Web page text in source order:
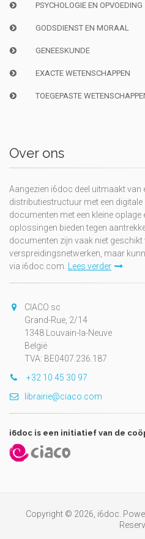
PSYCHOLOGIE EN OPVOEDING
GODSDIENST EN MORAAL
GENEESKUNDE
EXACTE WETENSCHAPPEN
TOEGEPASTE
Over ons
Aangezien i6doc deel uitmaakt van
distributiestructuur met een
documenten met een kleine
oplossingen bieden tegen
documenten zijn vaak niet
verspreidingsnetwerken, maar
via i6doc.com. Lees verder
CIACO sc
Grand-Rue, 2/14
1348 Louvain-la-Neuve
België
TVA: BE0407.236.187
+32 10 45 30 97
librairie@ciaco.com
i6doc is een initiatief van de
Copyright © 2026, i6doc.